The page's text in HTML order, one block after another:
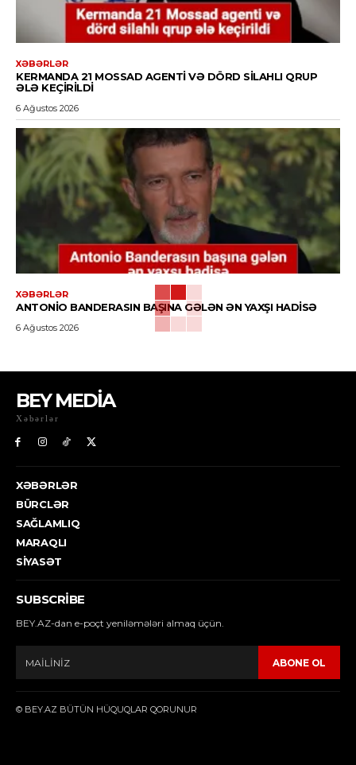
XƏBƏRLƏR
KERMANDA 21 MOSSAD AGENTI VƏ DÖRD SILAHLI QRUP
ƏLƏ KEÇIRILDI
6 Ağustos 2026
XƏBƏRLƏR
ANTONIO BANDERASIN BAŞINA GƏLƏN ƏN YAXŞI HADISƏ
6 Ağustos 2026
BEY MEDİA
Xəbərlər
XƏBƏRLƏR
BÜRCLƏR
SAĞLAMLIQ
MARAQLI
SIYASƏT
SUBSCRIBE
BEY.AZ-dan e-poçt yeniləmələri almaq üçün.
ABONE OL
© BEY.AZ BÜTÜN HÜQUQLAR QORUNUR